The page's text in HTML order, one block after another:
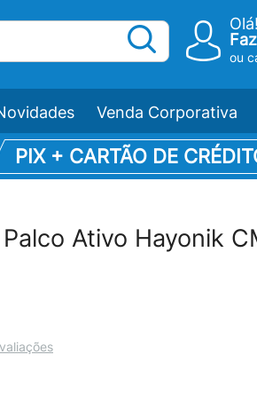
Olá!
ou
Venda Corporativa
PIX + CARTÃO DE
Ativo Hayonik